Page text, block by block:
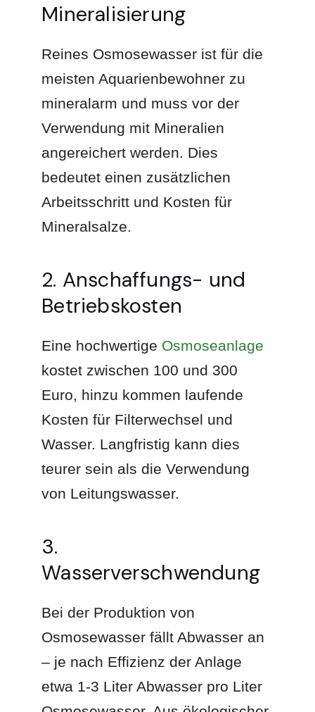
Mineralisierung
Reines Osmosewasser ist für die
meisten Aquarienbewohner zu
mineralarm und muss vor der
Verwendung mit Mineralien
angereichert werden. Dies
bedeutet einen zusätzlichen
Arbeitsschritt und Kosten für
Mineralsalze.
2. Anschaffungs- und
Betriebskosten
Eine hochwertige Osmoseanlage
kostet zwischen 100 und 300
Euro, hinzu kommen laufende
Kosten für Filterwechsel und
Wasser. Langfristig kann dies
teurer sein als die Verwendung
von Leitungswasser.
3.
Wasserverschwendung
Bei der Produktion von
Osmosewasser fällt Abwasser an
– je nach Effizienz der Anlage
etwa 1-3 Liter Abwasser pro Liter